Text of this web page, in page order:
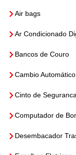
Air bags
Ar Condicionado
Bancos de Couro
Cambio Automático
Cinto de Seguranca
Computador de
Desembacador